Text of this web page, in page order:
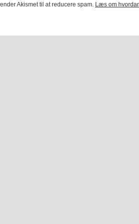
Akismet til at reducere spam. Læs om